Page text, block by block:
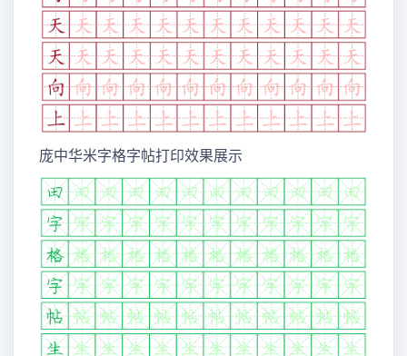
庞中华米字格字帖打印效果展示